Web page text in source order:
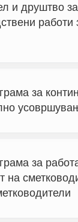
и друштво
работи
за
за
на